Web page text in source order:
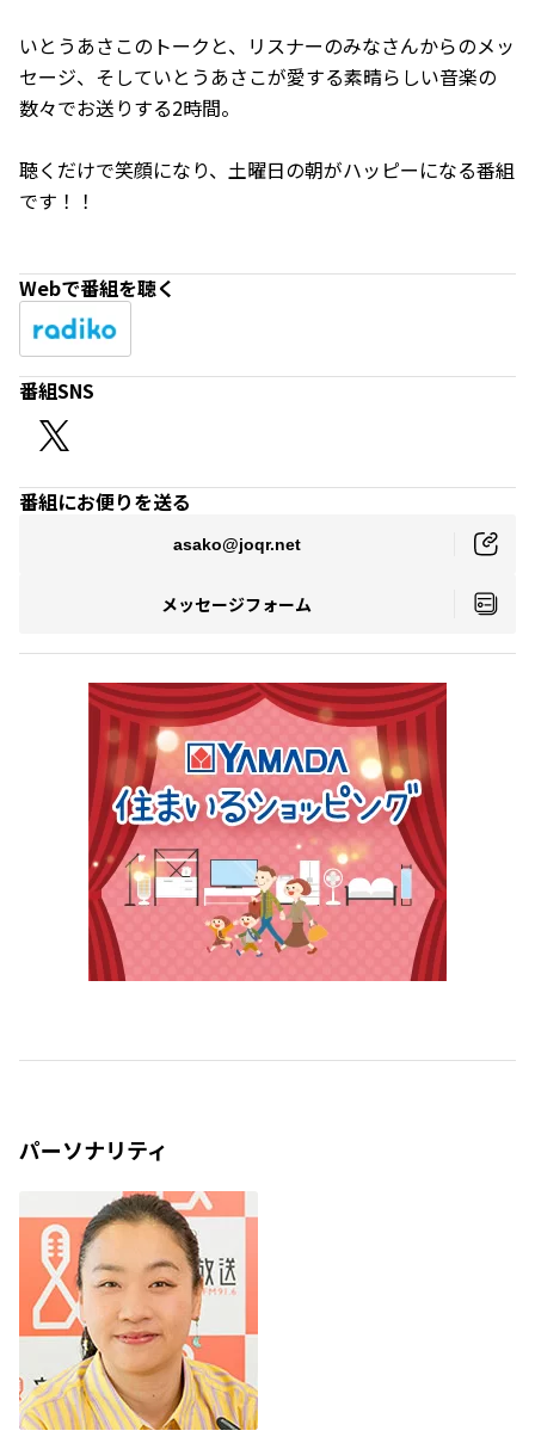
いとうあさこのトークと、リスナーのみなさんからのメッ
セージ、そしていとうあさこが愛する素晴らしい音楽の
数々でお送りする2時間。
聴くだけで笑顔になり、土曜日の朝がハッピーになる番組
です！！
Webで番組を聴く
番組SNS
番組にお便りを送る
asako@joqr.net
メッセージフォーム
パーソナリティ